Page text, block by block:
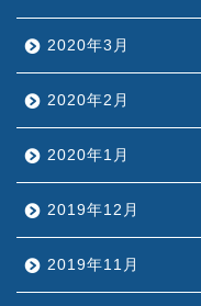
2020年3月
2020年2月
2020年1月
2019年12月
2019年11月